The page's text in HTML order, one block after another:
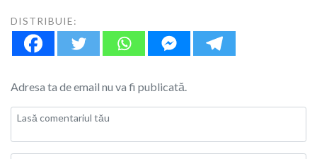
DISTRIBUIE:
Adresa ta de email nu va fi publicată.